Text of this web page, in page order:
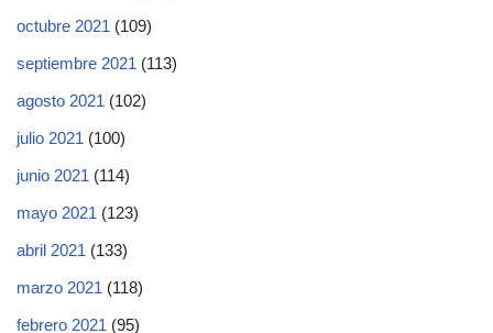
octubre 2021 (109)
septiembre 2021 (113)
agosto 2021 (102)
julio 2021 (100)
junio 2021 (114)
mayo 2021 (123)
abril 2021 (133)
marzo 2021 (118)
febrero 2021 (95)